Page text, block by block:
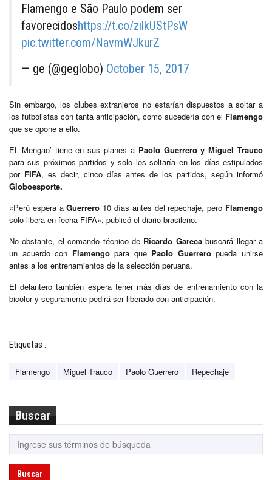
Flamengo e São Paulo podem ser
favorecidoshttps://t.co/zilkUStPsW
pic.twitter.com/NavmWJkurZ
— ge (@geglobo) October 15, 2017
Sin embargo, los clubes extranjeros no estarían dispuestos a soltar a
los futbolistas con tanta anticipación, como sucedería con el Flamengo
que se opone a ello.
El ‘Mengao’ tiene en sus planes aPaolo Guerrero y Miguel Trauco
para sus próximos partidos y solo los soltaría en los días estipulados
porFIFA, es decir, cinco días antes de los partidos, según informó
Globoesporte.
«Perú espera aGuerrero 10 días antes del repechaje, pero Flamengo
solo libera en fecha FIFA», publicó el diario brasileño.
No obstante, el comando técnico de Ricardo Garecabuscará llegar a
un acuerdo con Flamengopara que Paolo Guerreropueda unirse
antes a los entrenamientos de la selección peruana.
El delantero también espera tener más días de entrenamiento con la
bicolor y seguramente pedirá ser liberado con anticipación.
Etiquetas :
Flamengo Miguel Trauco Paolo Guerrero Repechaje
Buscar
Buscar